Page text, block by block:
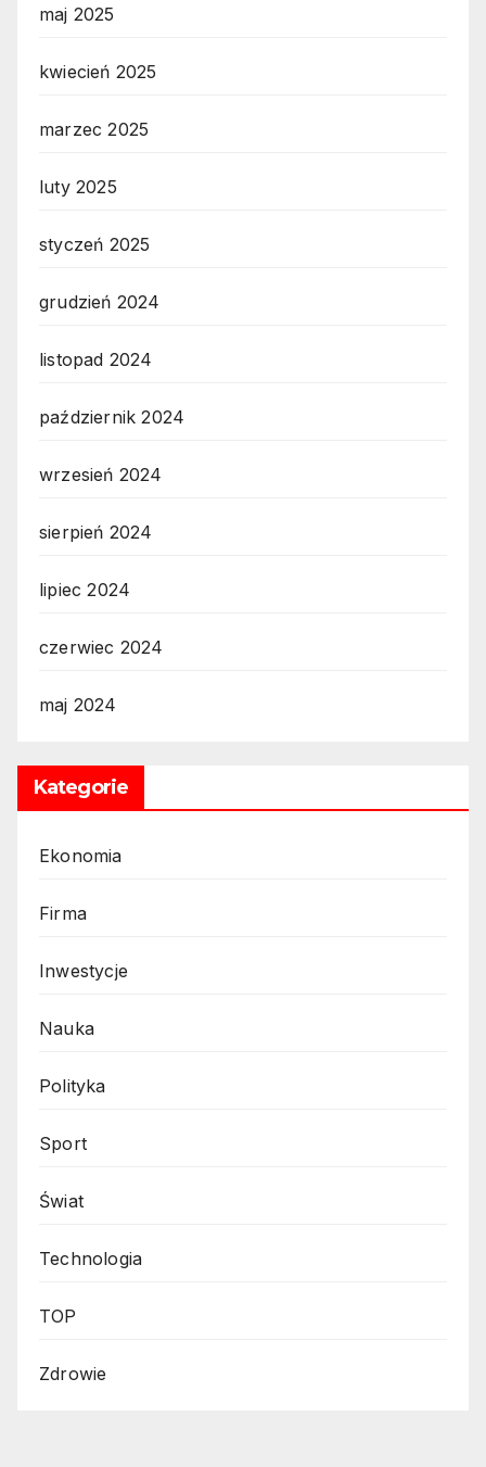
maj 2025
kwiecień 2025
marzec 2025
luty 2025
styczeń 2025
grudzień 2024
listopad 2024
październik 2024
wrzesień 2024
sierpień 2024
lipiec 2024
czerwiec 2024
maj 2024
Kategorie
Ekonomia
Firma
Inwestycje
Nauka
Polityka
Sport
Świat
Technologia
TOP
Zdrowie